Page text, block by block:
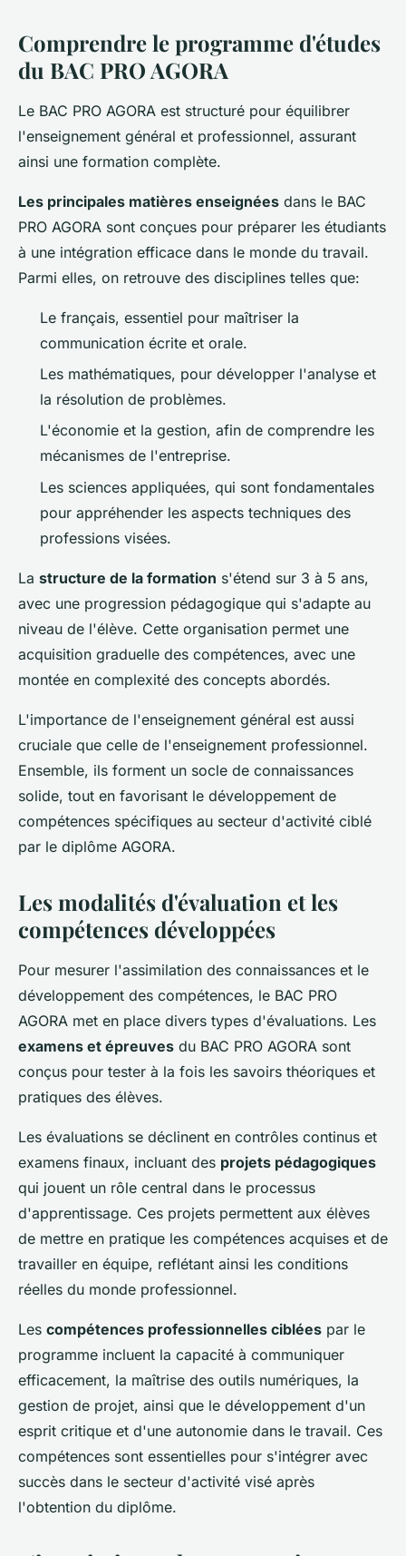
Comprendre le programme d'études
du BAC PRO AGORA
Le BAC PRO AGORA est structuré pour équilibrer
l'enseignement général et professionnel, assurant
ainsi une formation complète.
Les principales matières enseignées dans le BAC
PRO AGORA sont conçues pour préparer les étudiants
à une intégration efficace dans le monde du travail.
Parmi elles, on retrouve des disciplines telles que:
Le français, essentiel pour maîtriser la
communication écrite et orale.
Les mathématiques, pour développer l'analyse et
la résolution de problèmes.
L'économie et la gestion, afin de comprendre les
mécanismes de l'entreprise.
Les sciences appliquées, qui sont fondamentales
pour appréhender les aspects techniques des
professions visées.
La structure de la formation s'étend sur 3 à 5 ans,
avec une progression pédagogique qui s'adapte au
niveau de l'élève. Cette organisation permet une
acquisition graduelle des compétences, avec une
montée en complexité des concepts abordés.
L'importance de l'enseignement général est aussi
cruciale que celle de l'enseignement professionnel.
Ensemble, ils forment un socle de connaissances
solide, tout en favorisant le développement de
compétences spécifiques au secteur d'activité ciblé
par le diplôme AGORA.
Les modalités d'évaluation et les
compétences développées
Pour mesurer l'assimilation des connaissances et le
développement des compétences, le BAC PRO
AGORA met en place divers types d'évaluations. Les
examens et épreuves du BAC PRO AGORA sont
conçus pour tester à la fois les savoirs théoriques et
pratiques des élèves.
Les évaluations se déclinent en contrôles continus et
examens finaux, incluant des projets pédagogiques
qui jouent un rôle central dans le processus
d'apprentissage. Ces projets permettent aux élèves
de mettre en pratique les compétences acquises et de
travailler en équipe, reflétant ainsi les conditions
réelles du monde professionnel.
Les compétences professionnelles ciblées par le
programme incluent la capacité à communiquer
efficacement, la maîtrise des outils numériques, la
gestion de projet, ainsi que le développement d'un
esprit critique et d'une autonomie dans le travail. Ces
compétences sont essentielles pour s'intégrer avec
succès dans le secteur d'activité visé après
l'obtention du diplôme.